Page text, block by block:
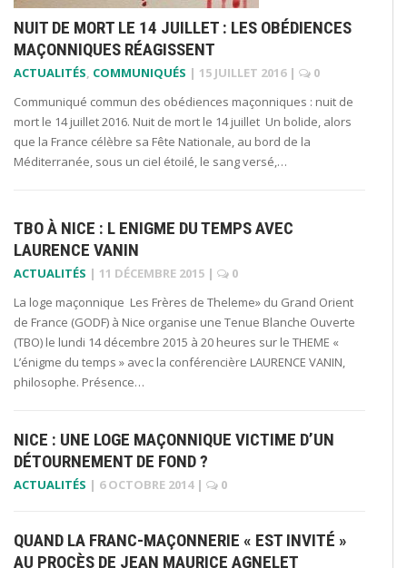
NUIT DE MORT LE 14 JUILLET : LES OBÉDIENCES
MAÇONNIQUES RÉAGISSENT
ACTUALITÉS, COMMUNIQUÉS | 15 JUILLET 2016 |
0
Communiqué commun des obédiences maçonniques : nuit de
mort le 14 juillet 2016. Nuit de mort le 14 juillet Un bolide, alors
que la France célèbre sa Fête Nationale, au bord de la
Méditerranée, sous un ciel étoilé, le sang versé,…
TBO À NICE : L ENIGME DU TEMPS AVEC
LAURENCE VANIN
ACTUALITÉS | 11 DÉCEMBRE 2015 |
0
La loge maçonnique Les Frères de Theleme» du Grand Orient
de France (GODF) à Nice organise une Tenue Blanche Ouverte
(TBO) le lundi 14 décembre 2015 à 20 heures sur le THEME «
L’énigme du temps » avec la conférencière LAURENCE VANIN,
philosophe. Présence…
NICE : UNE LOGE MAÇONNIQUE VICTIME D’UN
DÉTOURNEMENT DE FOND ?
ACTUALITÉS | 6 OCTOBRE 2014 | 0
QUAND LA FRANC-MAÇONNERIE « EST INVITÉ »
AU PROCÈS DE JEAN MAURICE AGNELET